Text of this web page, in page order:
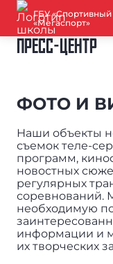
ГБУ
«Мегаспорт»
ПРЕСС-ЦЕНТР
ФОТО И
Наши объекты
съемок теле-
программ,
новостных
регулярных
соревнований.
необходимую
информации и
их творческих